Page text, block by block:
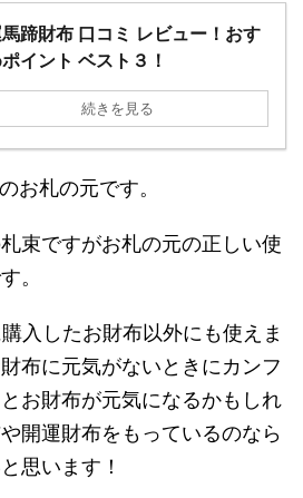
蹄財布 口コミ レビュー！おす
イント ベスト３！
続きを見る
束ですがお札の元の正しい使
。
入したお財布以外にも使えま
布に元気がないときにカンフ
お財布が元気になるかもしれ
開運財布をもっているのなら
思います！